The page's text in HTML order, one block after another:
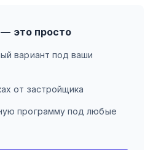
это просто
вариант под ваши
от застройщика
программу под любые